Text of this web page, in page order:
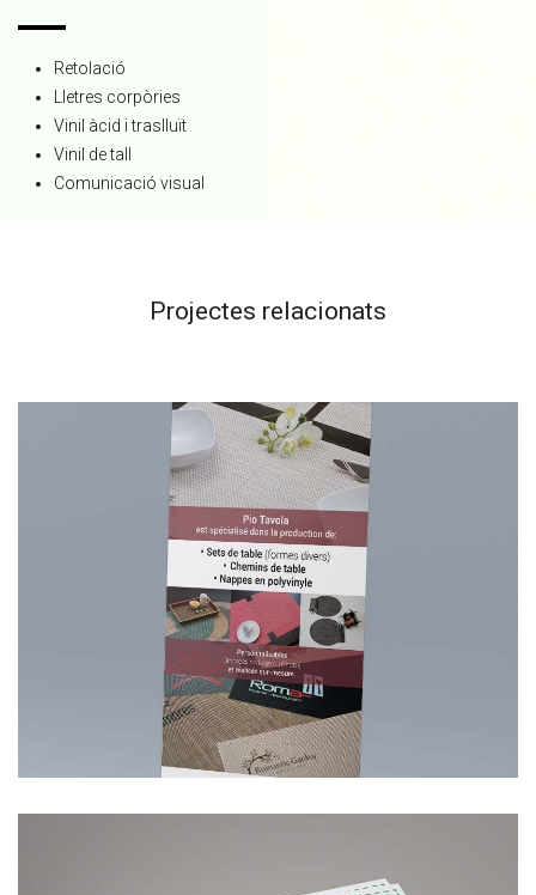
Retolació
Lletres corpòries
Vinil àcid i traslluït
Vinil de tall
Comunicació visual
Projectes relacionats
Pio Tavola